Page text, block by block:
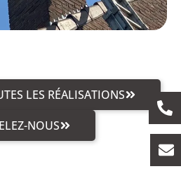
LES RÉALISATIONS
NOUS